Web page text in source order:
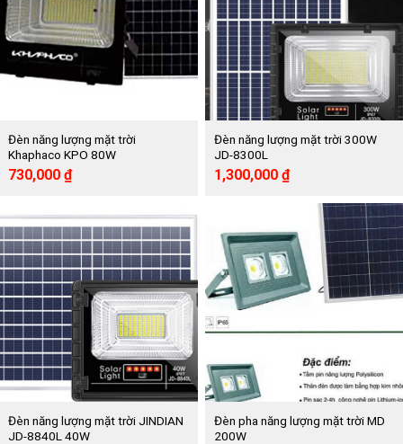
Đèn năng lượng mặt trời
Khaphaco KPO 80W
Giá
1,620,000 ₫.
730,000 ₫Giá
là:
730,000 ₫.
Đèn năng lượng mặt trời 300W
JD-8300L
Giá
1,300,000 ₫Giá
1,300,000 ₫.
Đèn năng lượng mặt trời JINDIAN
JD-8840L 40W
Đèn pha năng lượng mặt trời MD
200W